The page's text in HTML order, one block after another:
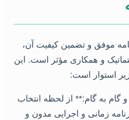
موفق و تضمین کیفیت آن،
و همکاری مؤثر است. این
استوار است:
گام به گام:** از لحظه انتخاب
زمانی و اجرایی مدون و